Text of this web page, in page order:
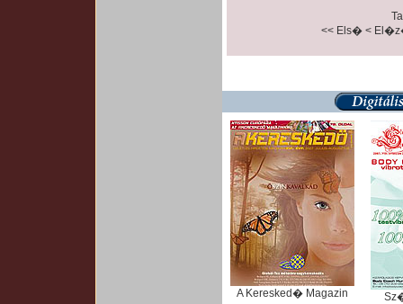
<< Els� <
A Keresked� Magazin